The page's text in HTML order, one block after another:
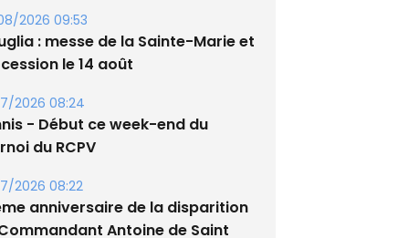
2026 09:53
: messe de la Sainte-Marie et
le 14 août
2026 08:24
- Début ce week-end du
du RCPV
2026 08:22
anniversaire de la disparition
Antoine de Saint